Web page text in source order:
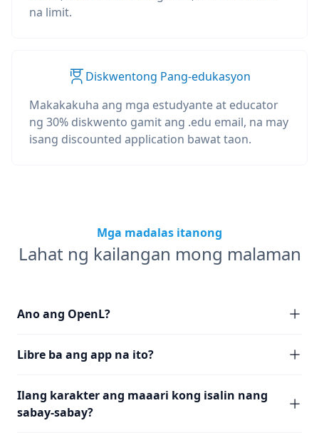
na limit.
Diskwentong Pang-edukasyon
Makakakuha ang mga estudyante at educator
ng 30% diskwento gamit ang .edu email, na may
isang discounted application bawat taon.
Mga madalas itanong
Lahat ng kailangan mong malaman
Ano ang OpenL?
Libre ba ang app na ito?
Ilang karakter ang maaari kong isalin nang
sabay-sabay?